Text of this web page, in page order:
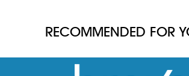
RECOMMENDED FOR